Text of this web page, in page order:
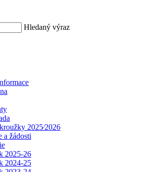
Hledaný výraz
2025⁄2026
a žádosti
2025-26
2024-25